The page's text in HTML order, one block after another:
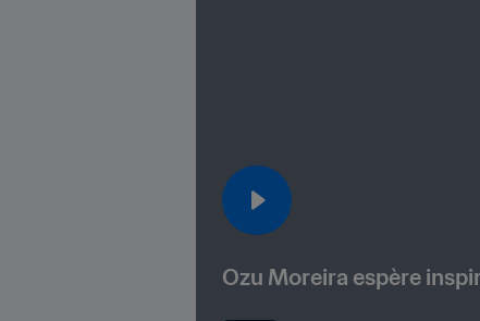
Ozu Moreira espère